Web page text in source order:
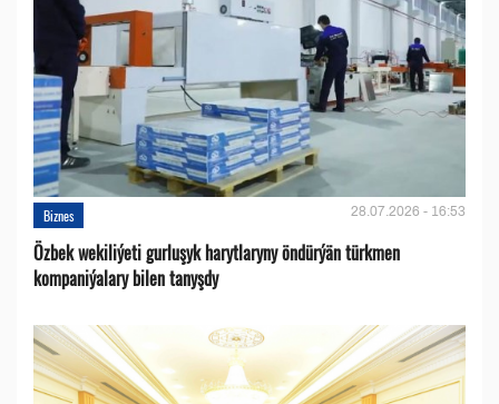
Biznes 28.07.2026 - 16:53
Özbek wekiliýeti gurluşyk harytlaryny öndürýän türkmen
kompaniýalary bilen tanyşdy